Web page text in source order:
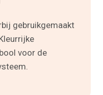
gebruikgemaakt
voor de